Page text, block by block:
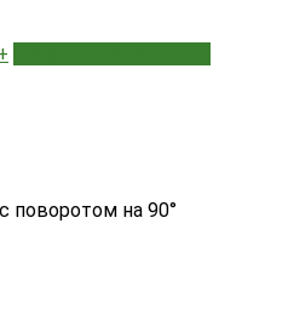
поворотом на 90°